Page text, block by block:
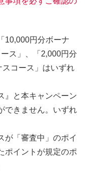
10,000円分ボーナ
ス」、「2,000円分
コース」はいずれ
』と本キャンペーン
できません。いずれ
が「審査中」のポイ
ポイントが規定のポ